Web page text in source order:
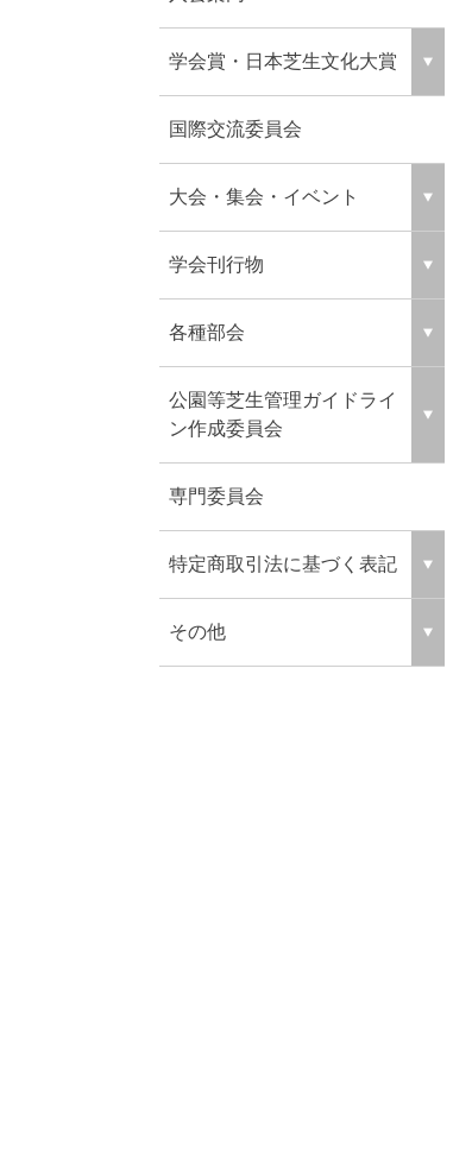
学会賞・日本芝生文化大賞
国際交流委員会
大会・集会・イベント
学会刊行物
各種部会
公園等芝生管理ガイドライ
ン作成委員会
専門委員会
特定商取引法に基づく表記
その他